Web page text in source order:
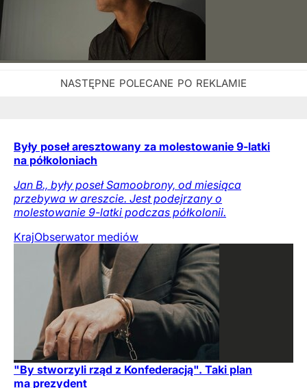
Były poseł aresztowany za molestowanie 9-latki
na półkoloniach
Jan B., były poseł Samoobrony, od miesiąca
przebywa w areszcie. Jest podejrzany o
molestowanie 9-latki podczas półkolonii.
KrajObserwator mediów
"By stworzyli rząd z Konfederacją". Taki plan
ma prezydent